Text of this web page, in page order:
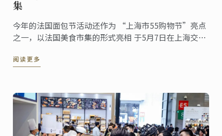
集
今年的法国面包节活动还作为 “上海市55购物节”亮点
之一，以法国美食市集的形式亮相 于5月7日在上海交响
阅读更多